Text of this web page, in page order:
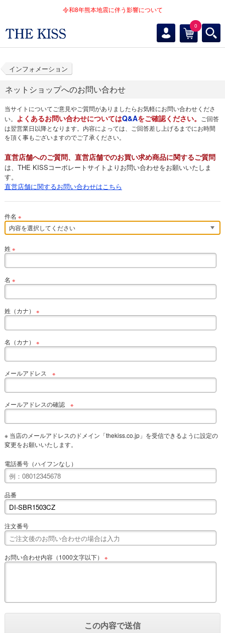
令和8年熊本地震に伴う影響について
0
インフォメーション
ネットショップへのお問い合わせ
当サイトについてご意見やご質問がありましたらお気軽にお問い合わせくださ
い。 よくあるお問い合わせについてはQ&Aをご確認ください。
ご回答
は翌営業日以降となります。内容によっては、ご回答差し上げるまでにお時間
を頂く事もございますのでご了承ください。
直営店舗へのご質問、直営店舗でのお買い求め商品に関するご質問
は、THE KISSコーポレートサイトよりお問い合わせをお願いいたしま
す。
直営店舗に関するお問い合わせはこちら
件名 ※
姓 ※
名 ※
姓（カナ） ※
名（カナ） ※
メールアドレス ※
メールアドレスの確認※
※ 当店のメールアドレスのドメイン「thekiss.co.jp」を受信できるように設定の
変更をお願いいたします。
電話番号（ハイフンなし）
品番
注文番号
お問い合わせ内容（1000文字以下） ※